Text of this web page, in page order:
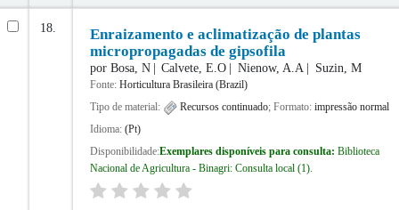
18.
Enraizamento e aclimatização de plantas
micropropagadas de gipsofila
por Bosa, N Calvete, E.O Nienow, A.A Suzin, M
Fonte: Horticultura Brasileira (Brazil)
Tipo de material:
Recursos continuado; Formato: impressão normal
Idioma: (Pt)
Disponibilidade:Exemplares disponíveis para consulta: Biblioteca
Nacional de Agricultura - Binagri: Consulta local (1).